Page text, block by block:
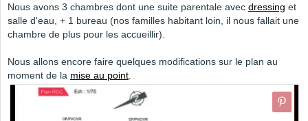
Nous avons 3 chambres dont une suite parentale avec dressing et
salle d'eau, + 1 bureau (nos familles habitant loin, il nous fallait une
chambre de plus pour les accueillir).
Nous allons encore faire quelques modifications sur le plan au
moment de la mise au point.